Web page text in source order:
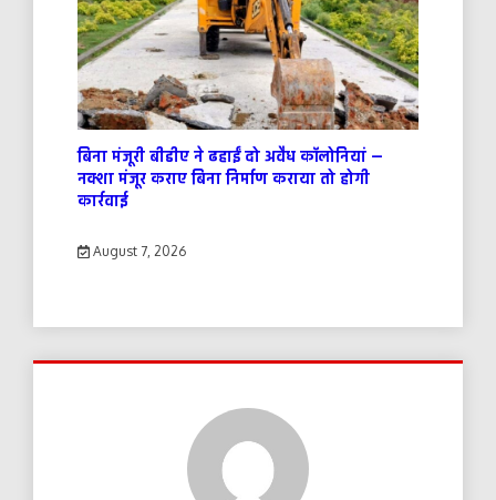
बिना मंजूरी बीडीए ने ढहाईं दो अवैध कॉलोनियां —
नक्शा मंजूर कराए बिना निर्माण कराया तो होगी
कार्रवाई
August 7, 2026